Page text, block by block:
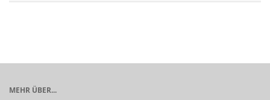
MEHR ÜBER...